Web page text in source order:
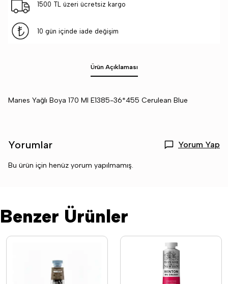
1500 TL üzeri ücretsiz kargo
10 gün içinde iade değişim
Ürün Açıklaması
Marıes Yağlı Boya 170 Ml E1385-36*455 Cerulean Blue
Yorumlar Yorum Yap
Bu ürün için henüz yorum yapılmamış.
Benzer Ürünler